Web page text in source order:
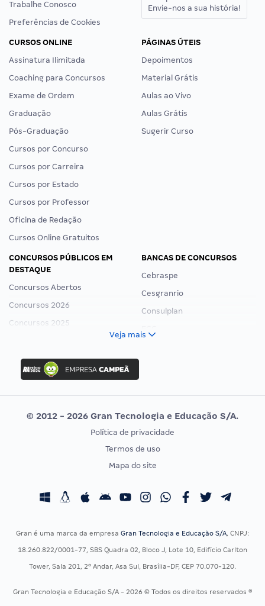
Trabalhe Conosco
Preferências de Cookies
Envie-nos a sua história!
CURSOS ONLINE
Assinatura Ilimitada
Coaching para Concursos
Exame de Ordem
Graduação
Pós-Graduação
Cursos por Concurso
Cursos por Carreira
Cursos por Estado
Cursos por Professor
Oficina de Redação
Cursos Online Gratuitos
PÁGINAS ÚTEIS
Depoimentos
Material Grátis
Aulas ao Vivo
Aulas Grátis
Sugerir Curso
CONCURSOS PÚBLICOS EM
DESTAQUE
Concursos Abertos
Concursos 2026
Concursos 2025
Concurso Ibama
Concurso MPU
Editais publicados
BANCAS DE CONCURSOS
Cebraspe
Cesgranrio
Consulplan
Vunesp
CONCURSOS POR PROFISSÃO
Concursos Fiscais
Concursos Saúde
Residência Multiprofissional
EXAME DE ORDEM
Calendário OAB
Veja mais
© 2012 - 2026 Gran Tecnologia e Educação S/A.
Política de privacidade
Termos de uso
Mapa do site
Gran é uma marca da empresa Gran Tecnologia e Educação S/A, CNPJ:
18.260.822/0001-77, SBS Quadra 02, Bloco J, Lote 10, Edifício Carlton
Tower, Sala 201, 2º Andar, Asa Sul, Brasília-DF, CEP 70.070-120.
Gran Tecnologia e Educação S/A - 2026 © Todos os direitos reservados ®